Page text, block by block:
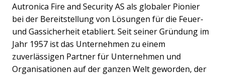
Autronica Fire and Security AS als globaler Pionier
bei der Bereitstellung von Lösungen für die Feuer-
und Gassicherheit etabliert. Seit seiner Gründung im
Jahr 1957 ist das Unternehmen zu einem
zuverlässigen Partner für Unternehmen und
Organisationen auf der ganzen Welt geworden, der